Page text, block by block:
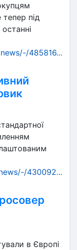
під
485816...
430092...
в Європі